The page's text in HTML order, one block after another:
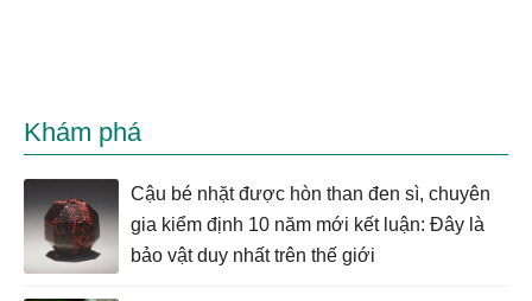
Khám phá
Cậu bé nhặt được hòn than đen sì, chuyên
gia kiểm định 10 năm mới kết luận: Đây là
bảo vật duy nhất trên thế giới